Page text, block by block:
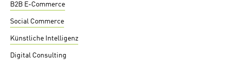
B2B E-Commerce
Social Commerce
Künstliche Intelligenz
Digital Consulting